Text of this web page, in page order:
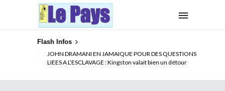
Flash Infos
ELECTION DE TALON A LA TETE DU SENAT BENINOIS :
Quand Patrice quitte le pouvoir sans partir !